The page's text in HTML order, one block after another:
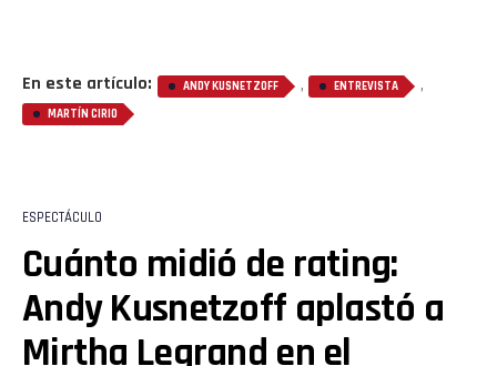
En este artículo: ANDY KUSNETZOFF , ENTREVISTA ,
MARTÍN CIRIO
ESPECTÁCULO
Cuánto midió de rating:
Andy Kusnetzoff aplastó a
Mirtha Legrand en el